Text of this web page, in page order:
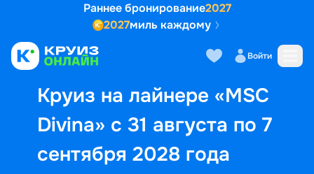
Раннее бронирование2027
2027миль каждому
Войти
Круиз на лайнере «MSC
Divina» с 31 августа по 7
сентября 2028 года
Выбор кают Маршрут и